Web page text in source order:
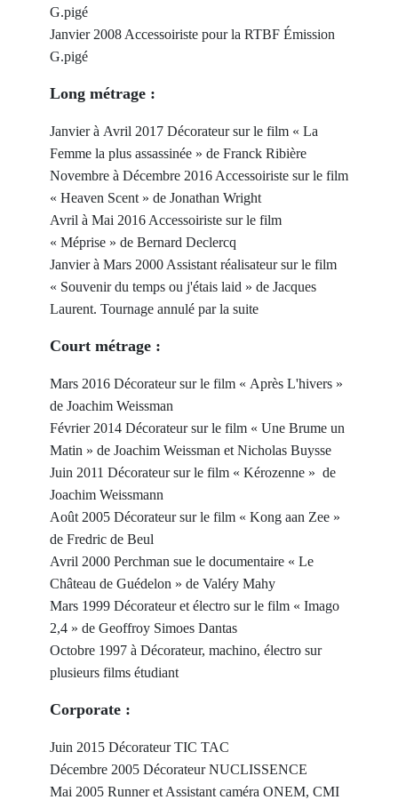
G.pigé
Janvier 2008 Accessoiriste pour la RTBF Émission
G.pigé
Long métrage :
Janvier à Avril 2017 Décorateur sur le film « La
Femme la plus assassinée » de Franck Ribière
Novembre à Décembre 2016 Accessoiriste sur le film
« Heaven Scent » de Jonathan Wright
Avril à Mai 2016 Accessoiriste sur le film
« Méprise » de Bernard Declercq
Janvier à Mars 2000 Assistant réalisateur sur le film
« Souvenir du temps ou j'étais laid » de Jacques
Laurent. Tournage annulé par la suite
Court métrage :
Mars 2016 Décorateur sur le film « Après L'hivers »
de Joachim Weissman
Février 2014 Décorateur sur le film « Une Brume un
Matin » de Joachim Weissman et Nicholas Buysse
Juin 2011 Décorateur sur le film « Kérozenne » de
Joachim Weissmann
Août 2005 Décorateur sur le film « Kong aan Zee »
de Fredric de Beul
Avril 2000 Perchman sue le documentaire « Le
Château de Guédelon » de Valéry Mahy
Mars 1999 Décorateur et électro sur le film « Imago
2,4 » de Geoffroy Simoes Dantas
Octobre 1997 à Décorateur, machino, électro sur
plusieurs films étudiant
Corporate :
Juin 2015 Décorateur TIC TAC
Décembre 2005 Décorateur NUCLISSENCE
Mai 2005 Runner et Assistant caméra ONEM, CMI